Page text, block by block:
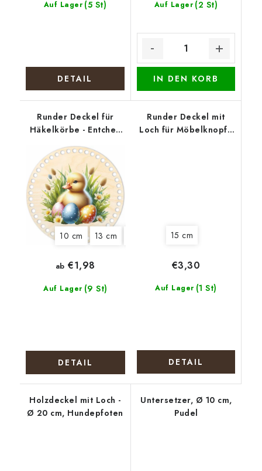
Auf Lager (5 St)
DETAIL
Auf Lager (2 St)
IN DEN KORB
Runder Deckel für
Häkelkörbe - Entchen
10 cm 13 cm 18 cm
Auf Lager (9 St)
ab €1,98
DETAIL
Runder Deckel mit
Loch für Möbelknopf -
15 cm
Auf Lager (1 St)
€3,30
DETAIL
Holzdeckel mit Loch -
Ø 20 cm, Hundepfoten
Untersetzer, Ø 10 cm,
Pudel